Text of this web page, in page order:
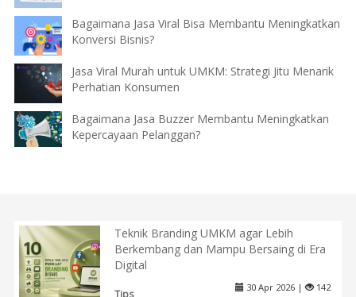
Bagaimana Jasa Viral Bisa Membantu Meningkatkan
Konversi Bisnis?
Jasa Viral Murah untuk UMKM: Strategi Jitu Menarik
Perhatian Konsumen
Bagaimana Jasa Buzzer Membantu Meningkatkan
Kepercayaan Pelanggan?
Teknik Branding UMKM agar Lebih
Berkembang dan Mampu Bersaing di Era
Digital
Tips
30 Apr 2026 | 142